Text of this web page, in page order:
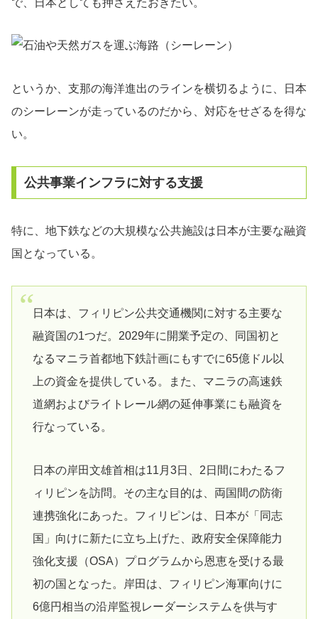
というか、支那の海洋進出のラインを横切るように、日本
のシーレーンが走っているのだから、対応をせざるを得な
い。
公共事業インフラに対する支援
特に、地下鉄などの大規模な公共施設は日本が主要な融資
国となっている。
日本は、フィリピン公共交通機関に対する主要な
融資国の1つだ。2029年に開業予定の、同国初と
なるマニラ首都地下鉄計画にもすでに65億ドル以
上の資金を提供している。また、マニラの高速鉄
道網およびライトレール網の延伸事業にも融資を
行なっている。
日本の岸田文雄首相は11月3日、2日間にわたるフ
ィリピンを訪問。その主な目的は、両国間の防衛
連携強化にあった。フィリピンは、日本が「同志
国」向けに新たに立ち上げた、政府安全保障能力
強化支援（OSA）プログラムから恩恵を受ける最
初の国となった。岸田は、フィリピン海軍向けに
6億円相当の沿岸監視レーダーシステムを供与す